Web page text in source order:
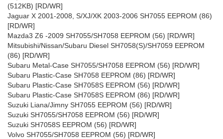
(512KB) [RD/WR]
Jaguar X 2001-2008, S/XJ/XK 2003-2006 SH7055 EEPROM (86)
[RD/WR]
Mazda3 Z6 -2009 SH7055/SH7058 EEPROM (56) [RD/WR]
Mitsubishi/Nissan/Subaru Diesel SH7058(S)/SH7059 EEPROM
(86) [RD/WR]
Subaru Metal-Case SH7055/SH7058 EEPROM (56) [RD/WR]
Subaru Plastic-Case SH7058 EEPROM (86) [RD/WR]
Subaru Plastic-Case SH7058S EEPROM (56) [RD/WR]
Subaru Plastic-Case SH7058S EEPROM (86) [RD/WR]
Suzuki Liana/Jimny SH7055 EEPROM (56) [RD/WR]
Suzuki SH7055/SH7058 EEPROM (56) [RD/WR]
Suzuki SH7058S EEPROM (56) [RD/WR]
Volvo SH7055/SH7058 EEPROM (56) [RD/WR]